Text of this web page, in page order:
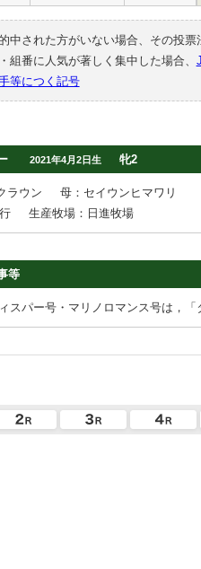
中された方がいない場合、その投
組番に人気が著しく集中した場合、
等につく記号
2021年4月2日生 牝2
ラウン
母：セイウンヒマワリ
生産牧場：日進牧場
等
スパー号・マリノロマンス号は，